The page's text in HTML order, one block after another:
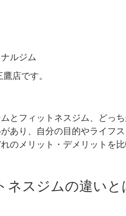
ルジム
店です。
とフィットネスジム、どっ
あり、自分の目的やライフ
のメリット・デメリットを
ネスジムの違いと